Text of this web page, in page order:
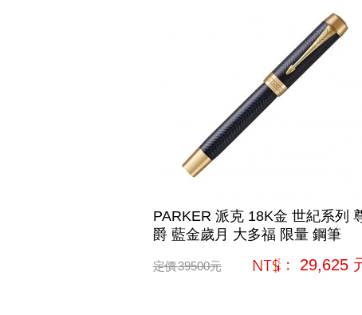
PARKER 派克 18K金 世紀系列
爵 藍金歲月 大多福 限量 鋼筆
定價39500元 網購﹕ 29,625